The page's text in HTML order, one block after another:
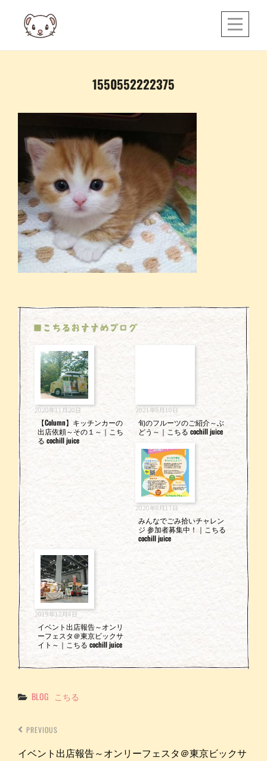
content
1550552222375
■こちるおすすめブログ
2020年11月20日
【Column】キッチンカーの
出店依頼～その１～｜こち
る cochill juice
2021年9月10日
旬のフルーツのご紹介～ぶ
どう～｜こちる cochill juice
2020年8月17日
みんなでごみ拾いチャレン
ジ 参加者募集中！｜こちる
cochill juice
2019年12月4日
イベント出店報告～オンリ
ーフェスタ＠東京ビックサ
イト～｜こちる cochill juice
Categories
BLOG こちる
ビ
ゲ
ー
シ
ョ
ン
PREVIOUS
イベント出店報告～オンリーフェスタ＠東京ビックサ